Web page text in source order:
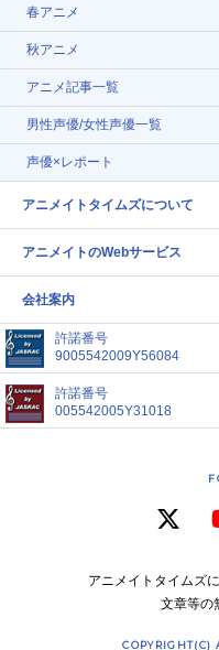
春アニメ
秋アニメ
アニメ記事一覧
男性声優/女性声優一覧
声優×レポート
アニメイトタイムズについて
アニメイトのWebサービス
会社案内
許諾番号
9005542009Y56084
許諾番号
005542005Y31018
アニメイトタイムズ
文章等の
COPYRIGHT(C)